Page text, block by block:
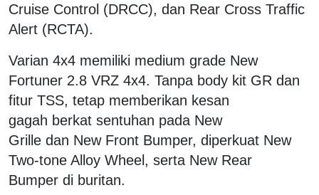
Cruise Control (DRCC), dan Rear Cross Traffic
Alert (RCTA).
Varian 4x4 memiliki medium grade New
Fortuner 2.8 VRZ 4x4. Tanpa body kit GR dan
fitur TSS, tetap memberikan kesan
gagah berkat sentuhan pada New
Grille dan New Front Bumper, diperkuat New
Two-tone Alloy Wheel, serta New Rear
Bumper di buritan.